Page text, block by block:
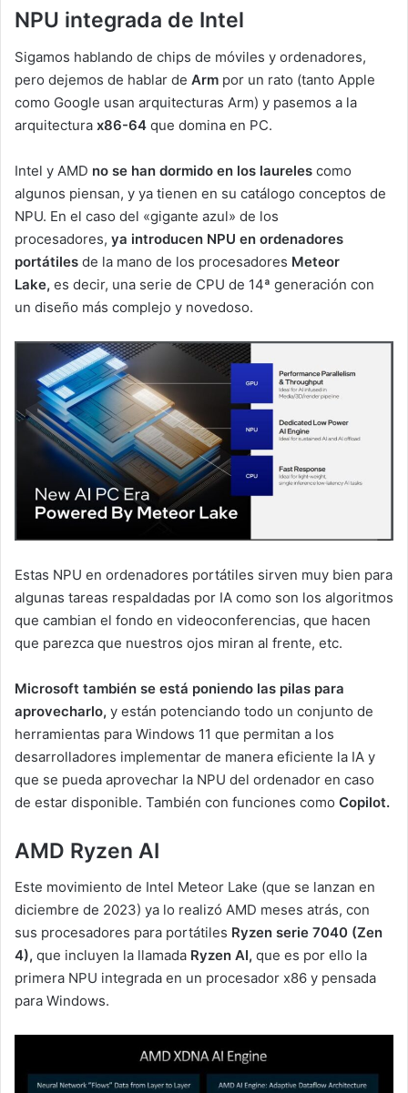
NPU integrada de Intel
Sigamos hablando de chips de móviles y ordenadores,
pero dejemos de hablar de Arm por un rato (tanto Apple
como Google usan arquitecturas Arm) y pasemos a la
arquitectura x86-64 que domina en PC.
Intel y AMD no se han dormido en los laureles como
algunos piensan, y ya tienen en su catálogo conceptos de
NPU. En el caso del «gigante azul» de los
procesadores, ya introducen NPU en ordenadores
portátiles de la mano de los procesadores Meteor
Lake, es decir, una serie de CPU de 14ª generación con
un diseño más complejo y novedoso.
Estas NPU en ordenadores portátiles sirven muy bien para
algunas tareas respaldadas por IA como son los algoritmos
que cambian el fondo en videoconferencias, que hacen
que parezca que nuestros ojos miran al frente, etc.
Microsoft también se está poniendo las pilas para
aprovecharlo, y están potenciando todo un conjunto de
herramientas para Windows 11 que permitan a los
desarrolladores implementar de manera eficiente la IA y
que se pueda aprovechar la NPU del ordenador en caso
de estar disponible. También con funciones como Copilot.
AMD Ryzen AI
Este movimiento de Intel Meteor Lake (que se lanzan en
diciembre de 2023) ya lo realizó AMD meses atrás, con
sus procesadores para portátiles Ryzen serie 7040 (Zen
4), que incluyen la llamada Ryzen AI, que es por ello la
primera NPU integrada en un procesador x86 y pensada
para Windows.